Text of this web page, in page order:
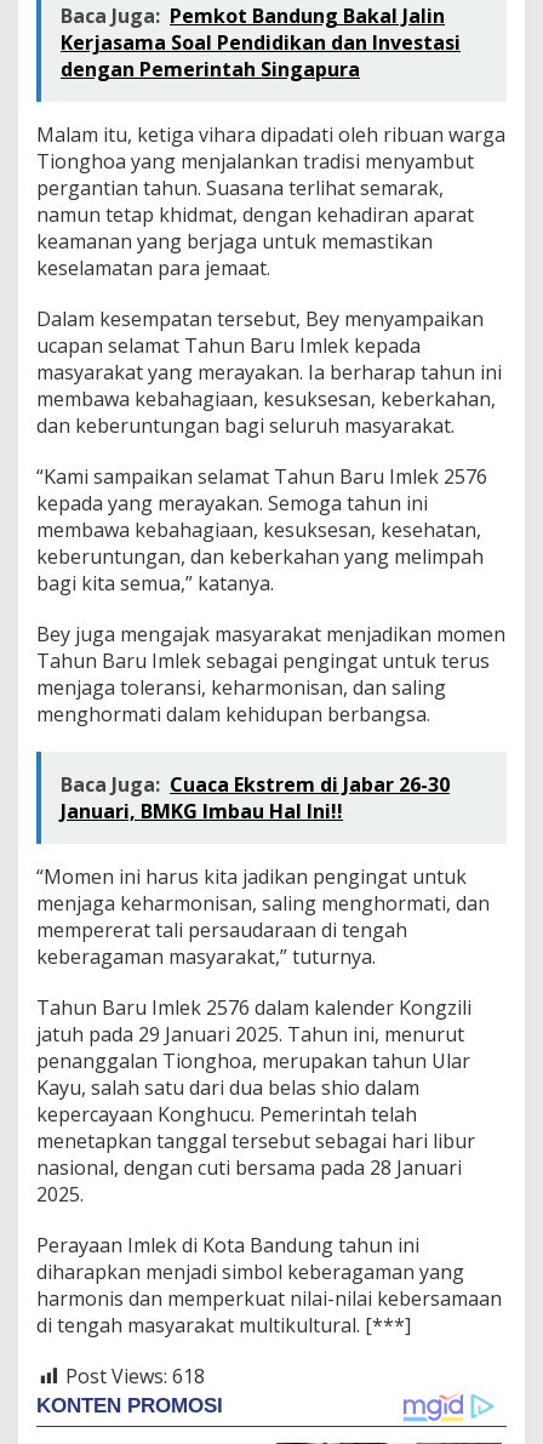
Baca Juga: Pemkot Bandung Bakal Jalin
Kerjasama Soal Pendidikan dan Investasi
dengan Pemerintah Singapura
Malam itu, ketiga vihara dipadati oleh ribuan warga
Tionghoa yang menjalankan tradisi menyambut
pergantian tahun. Suasana terlihat semarak,
namun tetap khidmat, dengan kehadiran aparat
keamanan yang berjaga untuk memastikan
keselamatan para jemaat.
Dalam kesempatan tersebut, Bey menyampaikan
ucapan selamat Tahun Baru Imlek kepada
masyarakat yang merayakan. Ia berharap tahun ini
membawa kebahagiaan, kesuksesan, keberkahan,
dan keberuntungan bagi seluruh masyarakat.
“Kami sampaikan selamat Tahun Baru Imlek 2576
kepada yang merayakan. Semoga tahun ini
membawa kebahagiaan, kesuksesan, kesehatan,
keberuntungan, dan keberkahan yang melimpah
bagi kita semua,” katanya.
Bey juga mengajak masyarakat menjadikan momen
Tahun Baru Imlek sebagai pengingat untuk terus
menjaga toleransi, keharmonisan, dan saling
menghormati dalam kehidupan berbangsa.
Baca Juga: Cuaca Ekstrem di Jabar 26-30
Januari, BMKG Imbau Hal Ini!!
“Momen ini harus kita jadikan pengingat untuk
menjaga keharmonisan, saling menghormati, dan
mempererat tali persaudaraan di tengah
keberagaman masyarakat,” tuturnya.
Tahun Baru Imlek 2576 dalam kalender Kongzili
jatuh pada 29 Januari 2025. Tahun ini, menurut
penanggalan Tionghoa, merupakan tahun Ular
Kayu, salah satu dari dua belas shio dalam
kepercayaan Konghucu. Pemerintah telah
menetapkan tanggal tersebut sebagai hari libur
nasional, dengan cuti bersama pada 28 Januari
2025.
Perayaan Imlek di Kota Bandung tahun ini
diharapkan menjadi simbol keberagaman yang
harmonis dan memperkuat nilai-nilai kebersamaan
di tengah masyarakat multikultural. [***]
Post Views: 618